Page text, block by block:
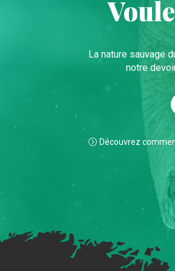
La nature sauvage
notre
Découvrez